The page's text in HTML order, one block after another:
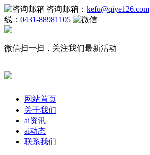
咨询邮箱： kefu@qiye126.com
线： 0431-88981105
微信扫一扫，关注我们最新活动
网站首页
关于我们
ai资讯
ai动态
联系我们